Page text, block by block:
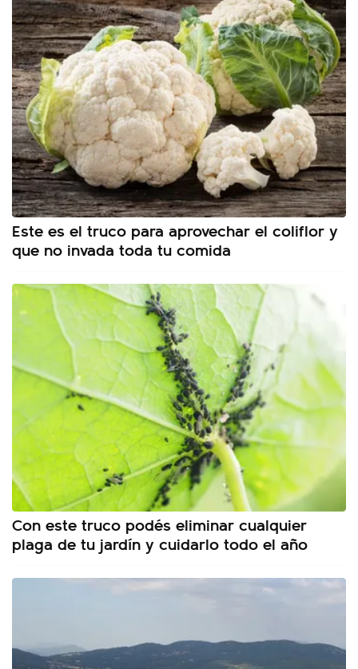
Este es el truco para aprovechar el coliflor y
que no invada toda tu comida
Con este truco podés eliminar cualquier
plaga de tu jardín y cuidarlo todo el año